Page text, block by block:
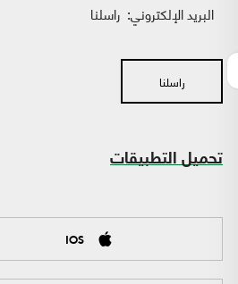
البريد الإلكتروني: راسلنا
راسلنا
تحميل التطبيقات
IOS